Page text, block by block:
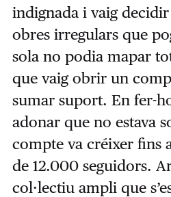
indignada i vaig
obres irregulars que
sola no podia mapar
que vaig obrir un
sumar suport. En fer-
adonar que no estava
compte va créixer fins
de 12.000 seguidors.
col·lectiu ampli que